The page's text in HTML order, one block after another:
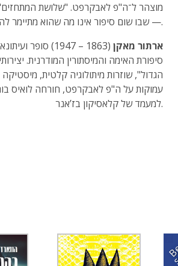
מוצהר ל־ה"פ לאבקרפט. "שלושת
— שבו שום סיפור אינו מה שהוא מתיימר להיות.
ארתור מאקן
(1863 – 1947)
סיפורת האימה והמיסתורין המודרנית.
הגדול", שוזרות מיתולוגיה קלטית,
עמוקות על ה"פ לאבקרפט, חורחה לואיס
למעמד של קלאסיקון בז’אנר.